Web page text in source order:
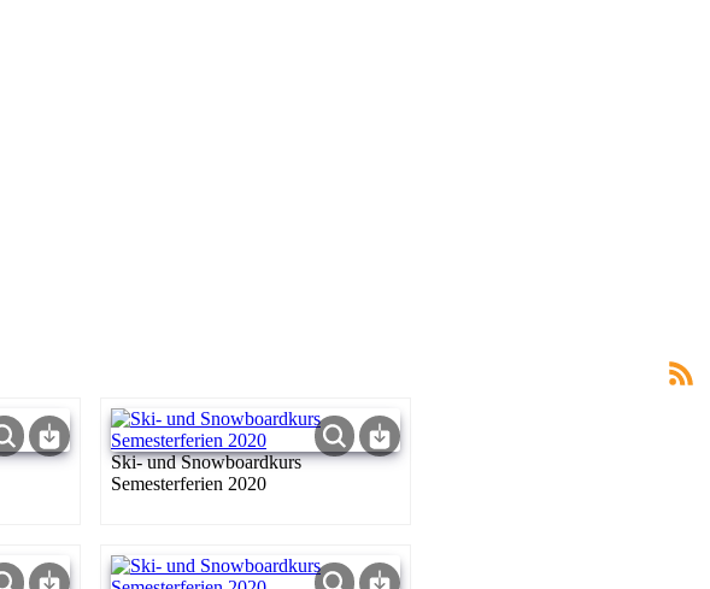
Ski- und Snowboardkurs
Semesterferien 2020